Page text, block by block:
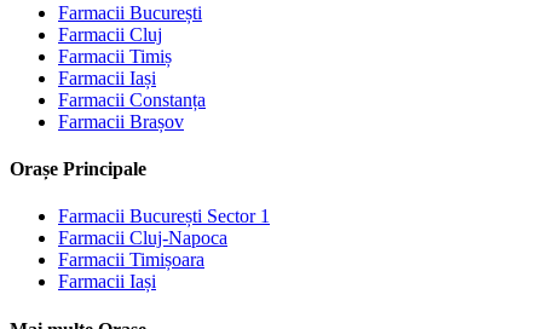
Farmacii București
Farmacii Cluj
Farmacii Timiș
Farmacii Iași
Farmacii Constanța
Farmacii Brașov
Orașe Principale
Farmacii București Sector 1
Farmacii Cluj-Napoca
Farmacii Timișoara
Farmacii Iași